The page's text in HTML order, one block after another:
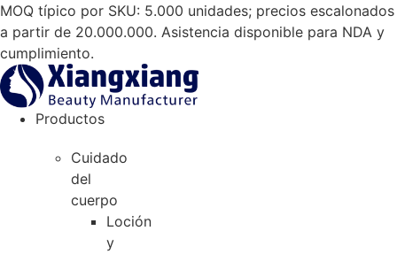
Saltar
al
contenido
MOQ típico por SKU: 5.000 unidades; precios escalonados
a partir de 20.000.000. Asistencia disponible para NDA y
cumplimiento.
Productos
Cuidado
del
cuerpo
Loción
y